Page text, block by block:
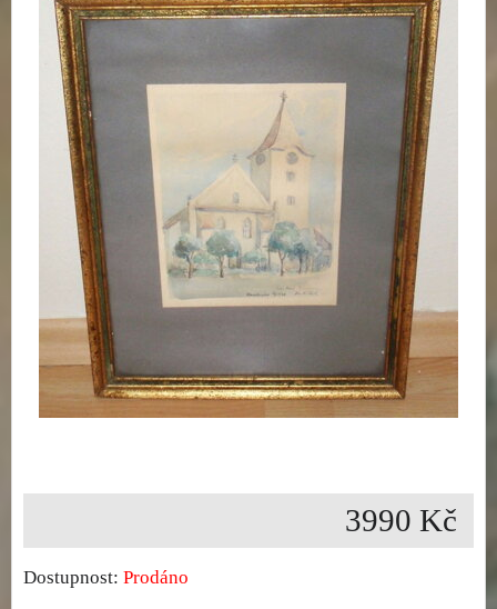
3990 Kč
Dostupnost: Prodáno